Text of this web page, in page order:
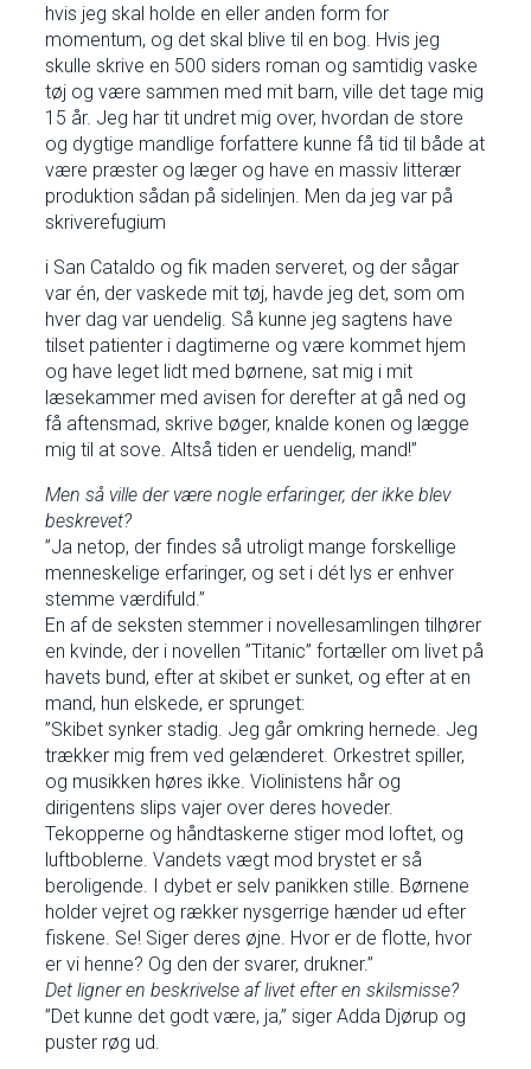
hvis jeg skal holde en eller anden form for
momentum, og det skal blive til en bog. Hvis jeg
skulle skrive en 500 siders roman og samtidig vaske
tøj og være sammen med mit barn, ville det tage mig
15 år. Jeg har tit undret mig over, hvordan de store
og dygtige mandlige forfattere kunne få tid til både at
være præster og læger og have en massiv litterær
produktion sådan på sidelinjen. Men da jeg var på
skriverefugium
i San Cataldo og fik maden serveret, og der sågar
var én, der vaskede mit tøj, havde jeg det, som om
hver dag var uendelig. Så kunne jeg sagtens have
tilset patienter i dagtimerne og være kommet hjem
og have leget lidt med børnene, sat mig i mit
læsekammer med avisen for derefter at gå ned og
få aftensmad, skrive bøger, knalde konen og lægge
mig til at sove. Altså tiden er uendelig, mand!”
Men så ville der være nogle erfaringer, der ikke blev
beskrevet?
”Ja netop, der findes så utroligt mange forskellige
menneskelige erfaringer, og set i dét lys er enhver
stemme værdifuld.”
En af de seksten stemmer i novellesamlingen tilhører
en kvinde, der i novellen ”Titanic” fortæller om livet på
havets bund, efter at skibet er sunket, og efter at en
mand, hun elskede, er sprunget:
”Skibet synker stadig. Jeg går omkring hernede. Jeg
trækker mig frem ved gelænderet. Orkestret spiller,
og musikken høres ikke. Violinistens hår og
dirigentens slips vajer over deres hoveder.
Tekopperne og håndtaskerne stiger mod loftet, og
luftboblerne. Vandets vægt mod brystet er så
beroligende. I dybet er selv panikken stille. Børnene
holder vejret og rækker nysgerrige hænder ud efter
fiskene. Se! Siger deres øjne. Hvor er de flotte, hvor
er vi henne? Og den der svarer, drukner.”
Det ligner en beskrivelse af livet efter en skilsmisse?
”Det kunne det godt være, ja,” siger Adda Djørup og
puster røg ud.